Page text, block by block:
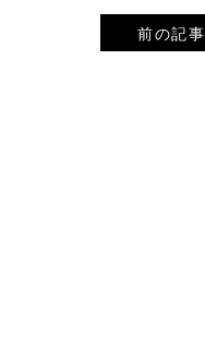
前の記事